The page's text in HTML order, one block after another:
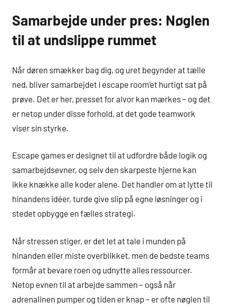
Samarbejde under pres: Nøglen
til at undslippe rummet
Når døren smækker bag dig, og uret begynder at tælle
ned, bliver samarbejdet i escape room’et hurtigt sat på
prøve. Det er her, presset for alvor kan mærkes – og det
er netop under disse forhold, at det gode teamwork
viser sin styrke.
Escape games er designet til at udfordre både logik og
samarbejdsevner, og selv den skarpeste hjerne kan
ikke knække alle koder alene. Det handler om at lytte til
hinandens idéer, turde give slip på egne løsninger og i
stedet opbygge en fælles strategi.
Når stressen stiger, er det let at tale i munden på
hinanden eller miste overblikket, men de bedste teams
formår at bevare roen og udnytte alles ressourcer.
Netop evnen til at arbejde sammen – også når
adrenalinen pumper og tiden er knap – er ofte nøglen til